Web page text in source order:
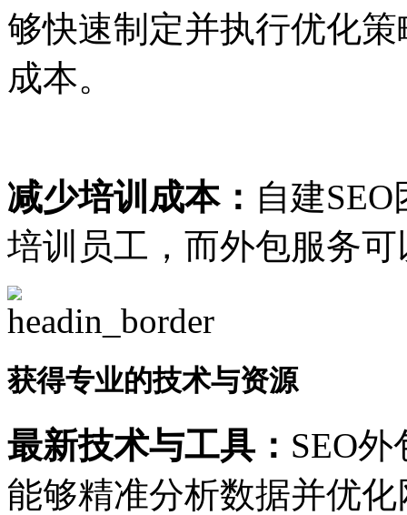
够快速制定并执行优化
成本。
减少培训成本： 自建
培训员工，而外包服务
获得专业的技术与资源
最新技术与工具： SEO
能够精准分析数据并优化